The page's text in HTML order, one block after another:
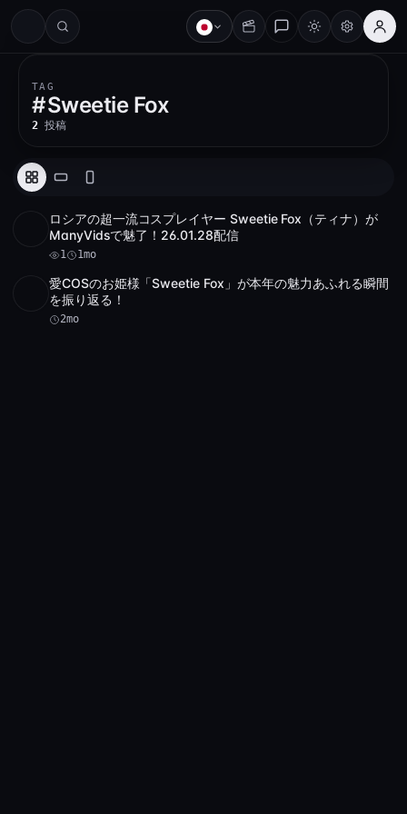
#
TAG
#Sweetie Fox
2 投稿
ロシアの超一流コスプレイヤー Sweetie Fox（ティナ）が
ManyVidsで魅了！26.01.28配信
1 1mo
愛COSのお姫様「Sweetie Fox」が本年の魅力あふれる瞬間
を振り返る！
2mo